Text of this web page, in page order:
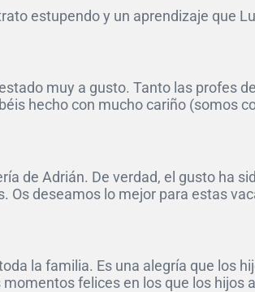
estupendo y un aprendizaje que
muy a gusto. Tanto las profes
hecho con mucho cariño (somos
de Adrián. De verdad, el gusto ha
deseamos lo mejor para estas
la familia. Es una alegría que los
felices en los que los hijos